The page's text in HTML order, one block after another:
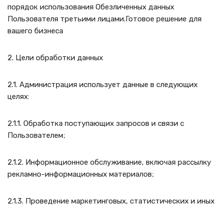
порядок использования Обезличенных данных
Пользователя третьими лицами.Готовое решение для
вашего бизнеса
2. Цели обработки данных
2.1. Администрация использует данные в следующих
целях:
2.1.1. Обработка поступающих запросов и связи с
Пользователем;
2.1.2. Информационное обслуживание, включая рассылку
рекламно-информационных материалов;
2.1.3. Проведение маркетинговых, статистических и иных